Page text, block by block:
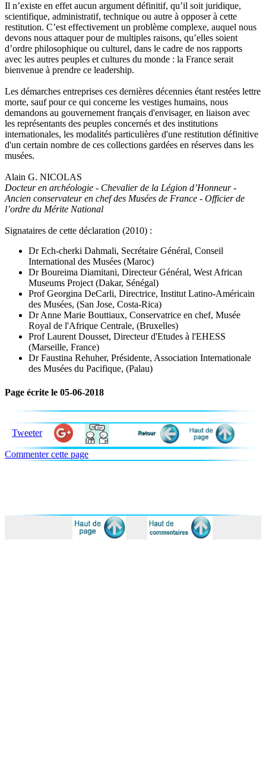
Il n’existe en effet aucun argument définitif, qu’il soit juridique,
scientifique, administratif, technique ou autre à opposer à cette
restitution. C’est effectivement un problème complexe, auquel nous
devons nous attaquer pour de multiples raisons, qu’elles soient
d’ordre philosophique ou culturel, dans le cadre de nos rapports
avec les autres peuples et cultures du monde : la France serait
bienvenue à prendre ce leadership.
Les démarches entreprises ces dernières décennies étant restées lettre
morte, sauf pour ce qui concerne les vestiges humains, nous
demandons au gouvernement français d'envisager, en liaison avec
les représentants des peuples concernés et des institutions
internationales, les modalités particulières d'une restitution définitive
d'un certain nombre de ces collections gardées en réserves dans les
musées.
Alain G. NICOLAS
Docteur en archéologie - Chevalier de la Légion d’Honneur -
Ancien conservateur en chef des Musées de France - Officier de
l’ordre du Mérite National
Signataires de cette déclaration (2010) :
Dr Ech-cherki Dahmali, Secrétaire Général, Conseil
International des Musées (Maroc)
Dr Boureima Diamitani, Directeur Général, West African
Museums Project (Dakar, Sénégal)
Prof Georgina DeCarli, Directrice, Institut Latino-Américain
des Musées, (San Jose, Costa-Rica)
Dr Anne Marie Bouttiaux, Conservatrice en chef, Musée
Royal de l'Afrique Centrale, (Bruxelles)
Prof Laurent Dousset, Directeur d'Etudes à l'EHESS
(Marseille, France)
Dr Faustina Rehuher, Présidente, Association Internationale
des Musées du Pacifique, (Palau)
Page écrite le 05-06-2018
Tweeter
Commenter cette page